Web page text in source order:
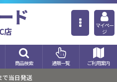
ド
店
マイペー
ジ
商品検索 通販一覧 ご利用案内
で当日発送